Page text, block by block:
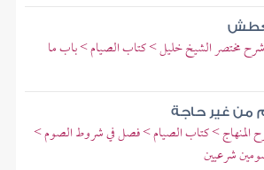
مختصر الشيخ خليل > كتاب الصيام > باب ما
من غير حاجة
المنهاج > كتاب الصيام > فصل في شروط الصوم >
شرعيين